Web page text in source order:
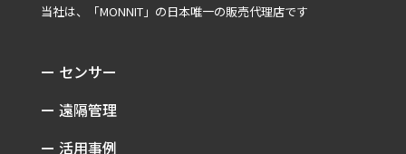
当社は、「MONNIT」の日本唯一の販売代理店です
ー センサー
ー 遠隔管理
ー 活用事例